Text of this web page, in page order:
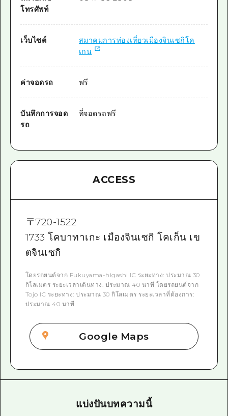
โทรศัพท์
เว็บไซต์
สมาคมการท่องเที่ยวเมืองจินเซกิโค
เกน
ค่าจอดรถ ฟรี
บันทึกการจอด
รถ
ที่จอดรถฟรี
ACCESS
〒720-1522
1733 โคบาทาเกะ เมืองจินเซกิ โคเก็น เข
ตจินเซกิ
โดยรถยนต์จาก Fukuyama-higashi IC ระยะทาง: ประมาณ 30
กิโลเมตร ระยะเวลาเดินทาง: ประมาณ 40 นาที โดยรถยนต์จาก
Tojo IC ระยะทาง: ประมาณ 30 กิโลเมตร ระยะเวลาที่ต้องการ:
ประมาณ 40 นาที
Google Maps
แบ่งปันบทความนี้